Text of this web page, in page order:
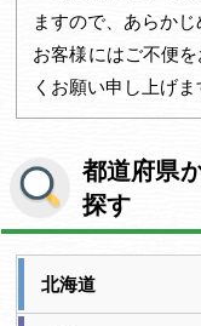
ますので、あらかじ
お客様にはご不便
くお願い申し上げま
都道府県
探す
北海道